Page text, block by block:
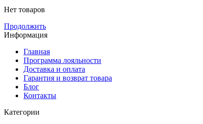
Нет товаров
Продолжить
Информация
Главная
Программа лояльности
Доставка и оплата
Гарантия и возврат товара
Блог
Контакты
Категории